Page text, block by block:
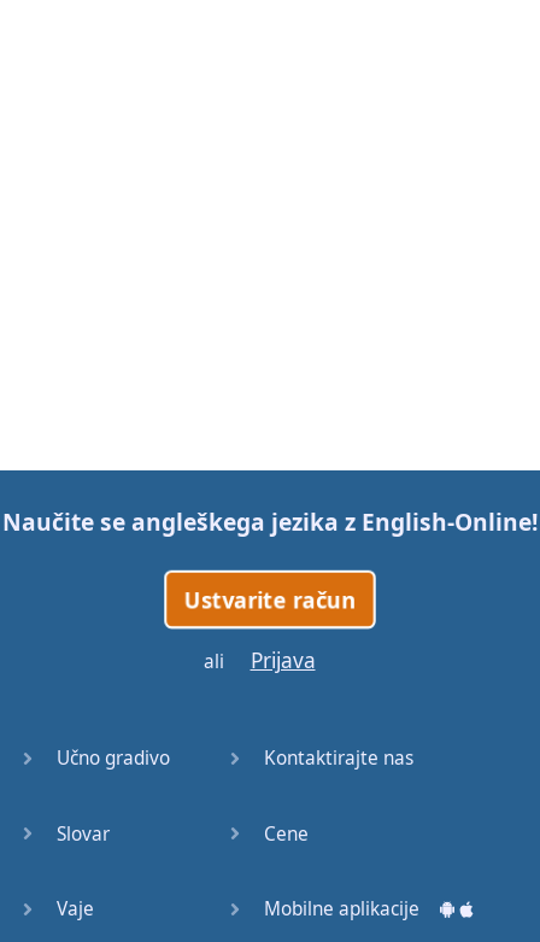
Naučite se angleškega jezika z English-Online!
Ustvarite račun
ali Prijava
Učno gradivo
Slovar
Vaje
Kontaktirajte nas
Cene
Mobilne aplikacije